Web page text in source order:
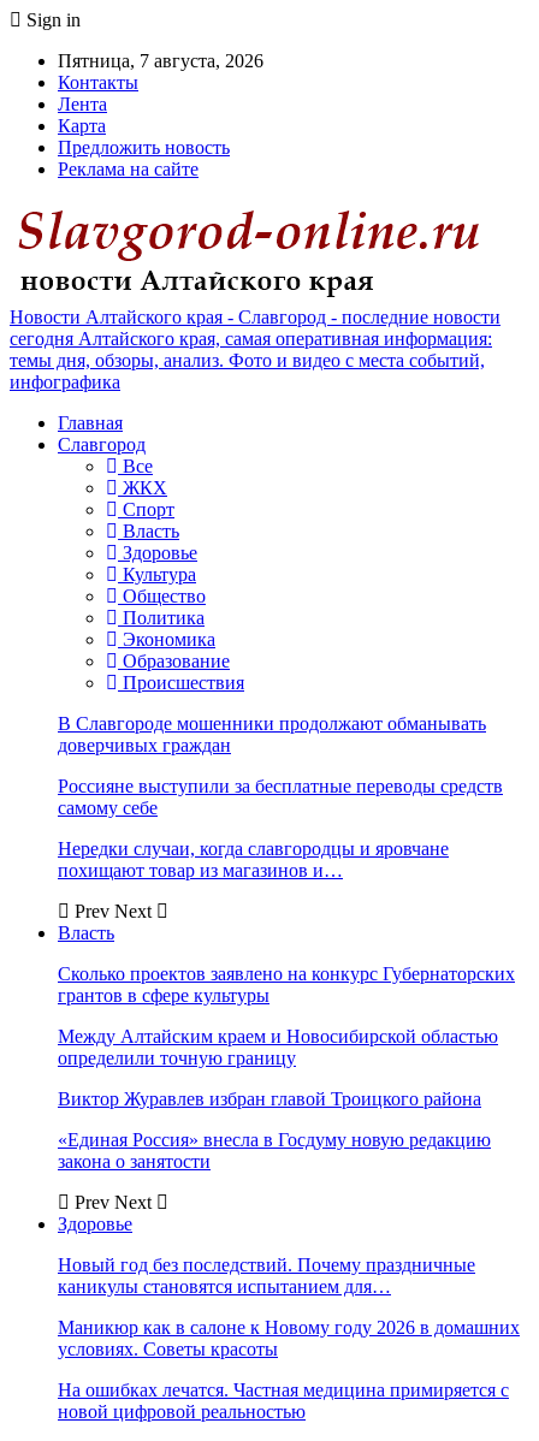
Sign in
Пятница, 7 августа, 2026
Контакты
Лента
Карта
Предложить новость
Реклама на сайте
Новости Алтайского края - Славгород - последние новости
сегодня Алтайского края, самая оперативная информация:
темы дня, обзоры, анализ. Фото и видео с места событий,
инфографика
Главная
Славгород
Все
ЖКХ
Спорт
Власть
Здоровье
Культура
Общество
Политика
Экономика
Образование
Происшествия
В Славгороде мошенники продолжают обманывать
доверчивых граждан
Россияне выступили за бесплатные переводы средств
самому себе
Нередки случаи, когда славгородцы и яровчане
похищают товар из магазинов и…
Prev Next
Власть
Сколько проектов заявлено на конкурс Губернаторских
грантов в сфере культуры
Между Алтайским краем и Новосибирской областью
определили точную границу
Виктор Журавлев избран главой Троицкого района
«Единая Россия» внесла в Госдуму новую редакцию
закона о занятости
Prev Next
Здоровье
Новый год без последствий. Почему праздничные
каникулы становятся испытанием для…
Маникюр как в салоне к Новому году 2026 в домашних
условиях. Советы красоты
На ошибках лечатся. Частная медицина примиряется с
новой цифровой реальностью